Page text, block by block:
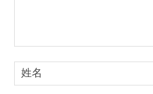
论: